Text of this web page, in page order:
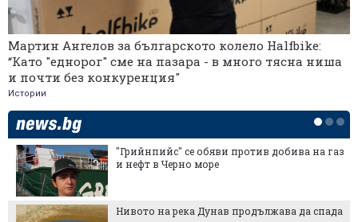
Мартин Ангелов за българското колело Halfbike:
“Като "еднорог" сме на пазара - в много тясна ниша
и почти без конкуренция"
Истории
"Грийнпийс" се обяви против добива на газ
и нефт в Черно море
Нивото на река Дунав продължава да спада